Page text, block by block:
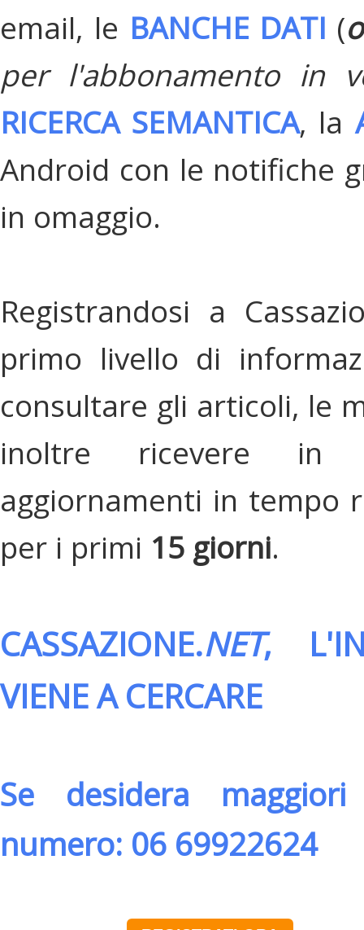
email, le BANCHE DATI (
per l'abbonamento in
RICERCA SEMANTICA, la
Android con le notifiche
in omaggio.
Registrandosi a
primo livello di
consultare gli articoli, le
inoltre ricevere in
aggiornamenti in tempo
per i primi 15 giorni.
CASSAZIONE.NET,
VIENE A CERCARE
Se desidera
numero: 06 69922624